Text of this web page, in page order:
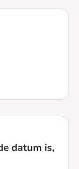
ijken?
datum is,